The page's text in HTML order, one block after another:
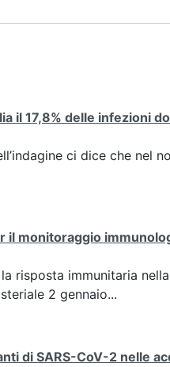
il 17,8% delle infezioni
ci dice che nel
il monitoraggio
risposta immunitaria
2 gennaio...
di SARS-CoV-2 nelle